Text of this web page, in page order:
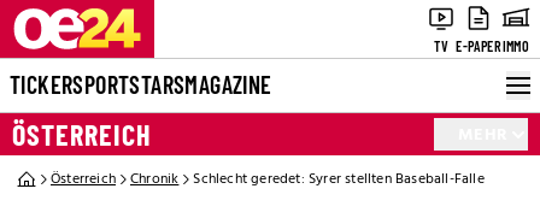
TV E-PAPERIMMO
TICKERSPORTSTARSMAGAZINE
ÖSTERREICH
Österreich Chronik Schlecht geredet: Syrer stellten Baseball-Falle